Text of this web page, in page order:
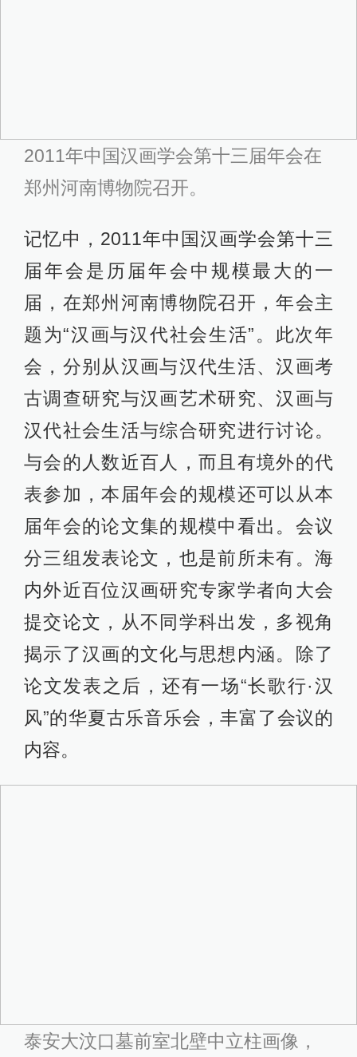
2011年中国汉画学会第十三届年会在
郑州河南博物院召开。
记忆中，2011年中国汉画学会第十三
届年会是历届年会中规模最大的一
届，在郑州河南博物院召开，年会主
题为“汉画与汉代社会生活”。此次年
会，分别从汉画与汉代生活、汉画考
古调查研究与汉画艺术研究、汉画与
汉代社会生活与综合研究进行讨论。
与会的人数近百人，而且有境外的代
表参加，本届年会的规模还可以从本
届年会的论文集的规模中看出。会议
分三组发表论文，也是前所未有。海
内外近百位汉画研究专家学者向大会
提交论文，从不同学科出发，多视角
揭示了汉画的文化与思想内涵。除了
论文发表之后，还有一场“长歌行·汉
风”的华夏古乐音乐会，丰富了会议的
内容。
泰安大汶口墓前室北壁中立柱画像，